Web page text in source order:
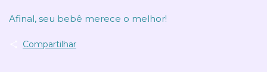
Afinal, seu bebê merece o melhor!
Compartilhar